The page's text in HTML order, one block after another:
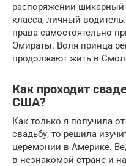
распоряжении
класса, личный
права самостоятельно
Эмираты. Воля принца
продолжают жить в
Как проходит
США?
Как только я получила
свадьбу, то решила
церемонии в Америке.
в незнакомой стране и